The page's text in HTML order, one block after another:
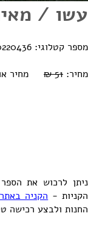
עשו /
מספר קטלוגי: 0770000220436
מחיר: 51 ₪ מחיר
ניתן לרכוש את הספר
הקניות - הקניה
החנות ולבצע רכישה